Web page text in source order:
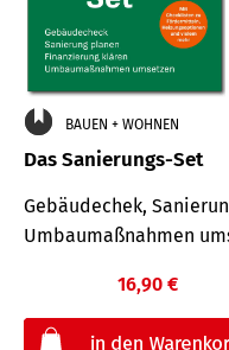
BAUEN + WOHNEN
Das Sanierungs-Set
Gebäudechek,
Umbaumaßnahmen
16,90 €